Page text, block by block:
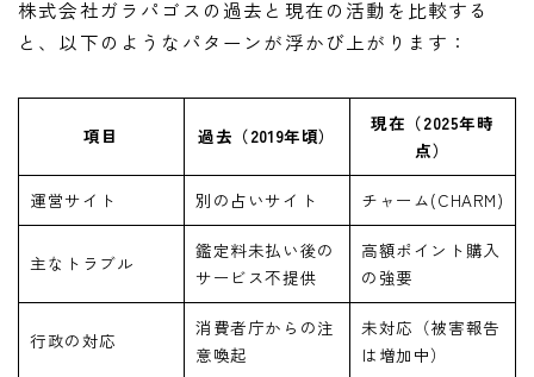
株式会社ガラパゴスの過去と現在の活動を比較する
と、以下のようなパターンが浮かび上がります：
項目 過去（2019年頃）
現在（2025年時
点）
運営サイト 別の占いサイト チャーム(CHARM)
主なトラブル
鑑定料未払い後の
サービス不提供
高額ポイント購入
の強要
行政の対応
消費者庁からの注
意喚起
未対応（被害報告
は増加中）